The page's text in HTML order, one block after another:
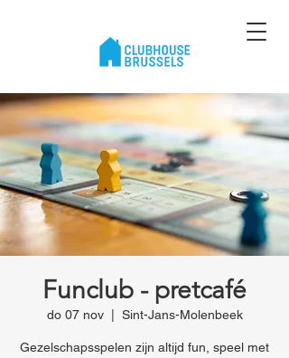
Funclub - pretcafé
do 07 nov
  |
Sint-Jans-Molenbeek
Gezelschapsspelen zijn altijd fun, speel met